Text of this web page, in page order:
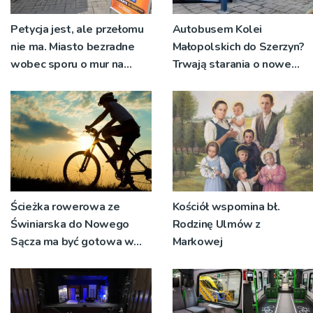
Petycja jest, ale przełomu
nie ma. Miasto bezradne
wobec sporu o mur na
Autobusem Kolei
Małopolskich do Szerzyn?
Trwają starania o nowe
Ścieżka rowerowa ze
Świniarska do Nowego
Sącza ma być gotowa w
Kościół wspomina bł.
Rodzinę Ulmów z
Markowej